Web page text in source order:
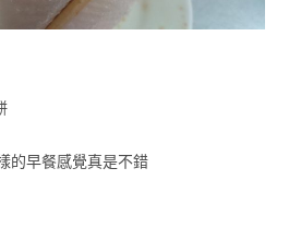
的早餐感覺真是不錯